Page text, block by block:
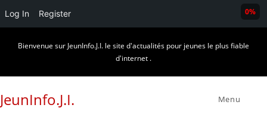
Log In Register
Bienvenue sur JeunInfo.J.I. le site d'actualités pour jeunes le plus fiable
d'internet .
JeunInfo.J.I. Menu
0%